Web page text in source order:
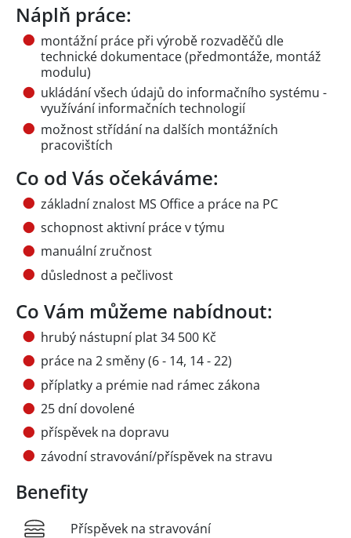
Náplň práce:
montážní práce při výrobě rozvaděčů dle
technické dokumentace (předmontáže, montáž
modulu)
ukládání všech údajů do informačního systému -
využívání informačních technologií
možnost střídání na dalších montážních
pracovištích
Co od Vás očekáváme:
základní znalost MS Office a práce na PC
schopnost aktivní práce v týmu
manuální zručnost
důslednost a pečlivost
Co Vám můžeme nabídnout:
hrubý nástupní plat 34 500 Kč
práce na 2 směny (6 - 14, 14 - 22)
příplatky a prémie nad rámec zákona
25 dní dovolené
příspěvek na dopravu
závodní stravování/příspěvek na stravu
Benefity
Příspěvek na stravování